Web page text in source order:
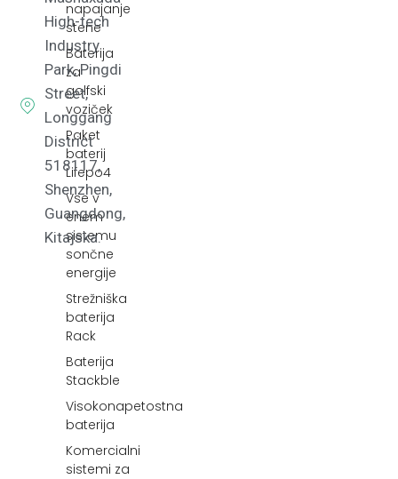
napajanje
stene
Baterija
za
golfski
voziček
Paket
baterij
Lifepo4
Vse v
enem
sistemu
sončne
energije
Strežniška
baterija
Rack
Baterija
Stackble
Visokonapetostna
baterija
Komercialni
sistemi za
High-tech
Industry
Park, Pingdi
Street,
Longgang
District
518117,
Shenzhen,
Guangdong,
Kitajska.